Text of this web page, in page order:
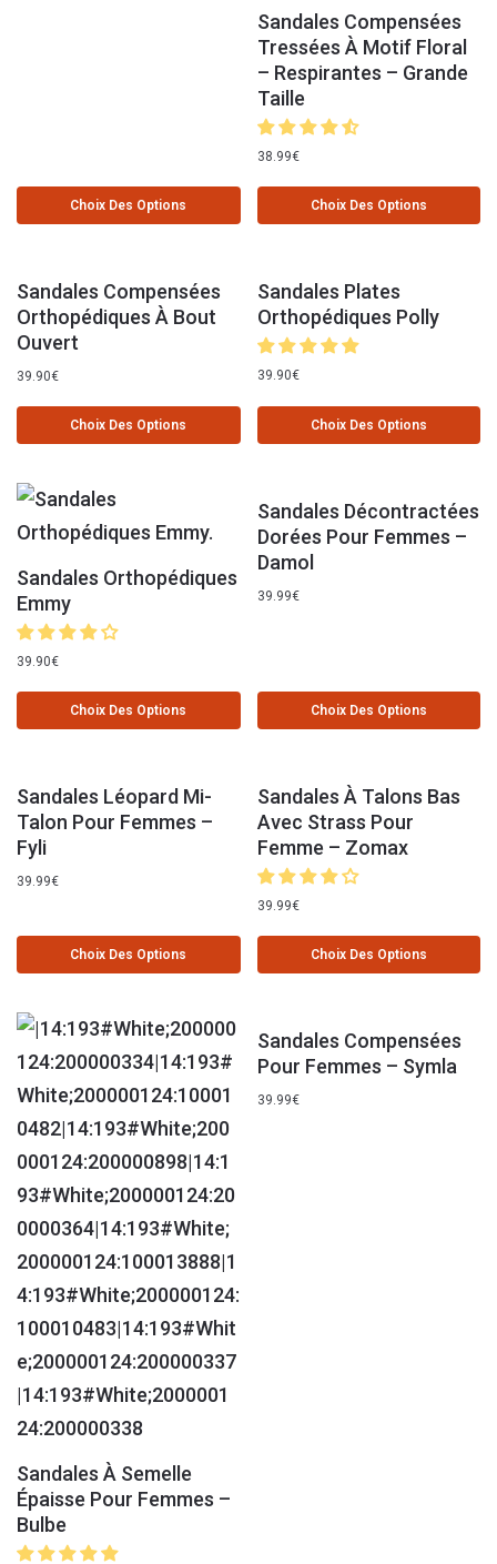
Choix Des Options
Sandales Compensées
Tressées À Motif Floral
– Respirantes – Grande
Taille
38.99€
Choix Des Options
Sandales Compensées
Orthopédiques À Bout
Ouvert
39.90€
Choix Des Options
Sandales Plates
Orthopédiques Polly
39.90€
Choix Des Options
Sandales Orthopédiques
Emmy
39.90€
Choix Des Options
Sandales Décontractées
Dorées Pour Femmes –
Damol
39.99€
Choix Des Options
Sandales Léopard Mi-
Talon Pour Femmes –
Fyli
39.99€
Choix Des Options
Sandales À Talons Bas
Avec Strass Pour
Femme – Zomax
39.99€
Choix Des Options
Sandales À Semelle
Épaisse Pour Femmes –
Bulbe
Sandales Compensées
Pour Femmes – Symla
39.99€